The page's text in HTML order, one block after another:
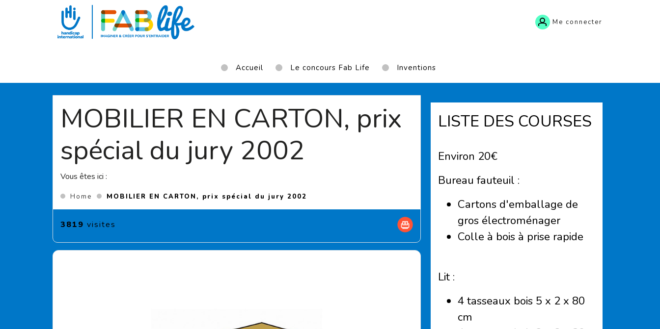
Aller au contenu principal
Me connecter
Accueil Le concours Fab Life Inventions
MOBILIER EN CARTON, prix
spécial du jury 2002
Vous êtes ici :
Home MOBILIER EN CARTON, prix spécial du jury 2002
3819 visites
LISTE DES COURSES
Environ 20€
Bureau fauteuil :
Cartons d'emballage de
gros électroménager
Colle à bois à prise rapide
Lit :
4 tasseaux bois 5 x 2 x 80
cm